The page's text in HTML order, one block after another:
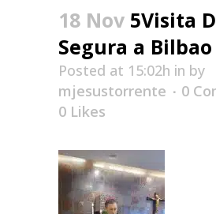
18 Nov 5Visita
Segura a Bilbao
Posted at 15:02h in by
mjesustorrente
0
0 Likes